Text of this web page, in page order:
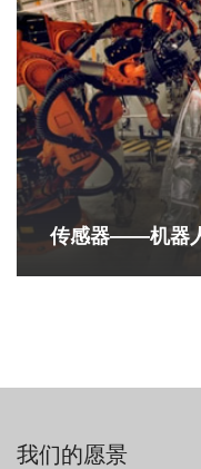
传感器——机器
我们的愿景